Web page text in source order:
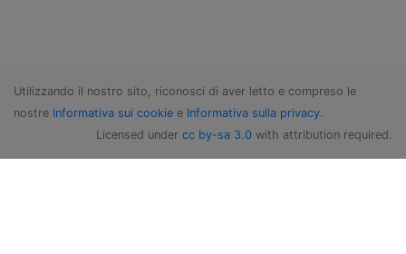
Utilizzando il nostro sito, riconosci di aver letto e compreso le
nostre Informativa sui cookie e Informativa sulla privacy.
Licensed under cc by-sa 3.0 with attribution required.